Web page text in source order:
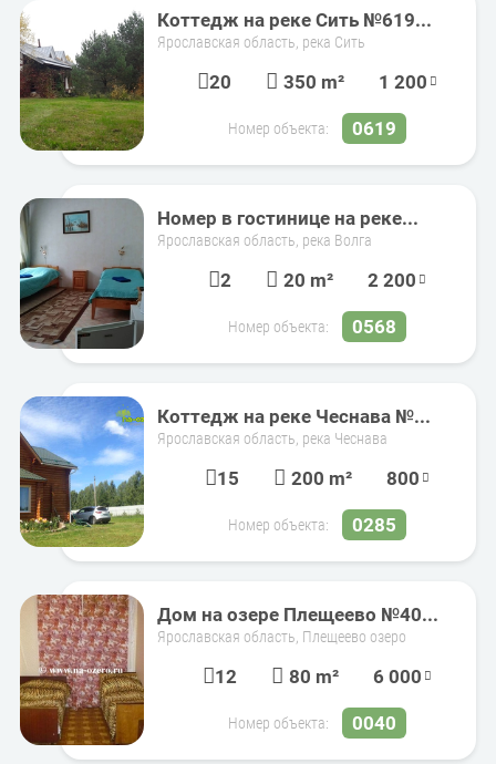
Коттедж на реке Сить №619...
Ярославская область, река Сить
20 350 m² 1 200
Номер объекта: 0619
Номер в гостинице на реке...
Ярославская область, река Волга
2 20 m² 2 200
Номер объекта: 0568
Коттедж на реке Чеснава №...
Ярославская область, река Чеснава
15 200 m² 800
Номер объекта: 0285
Дом на озере Плещеево №40...
Ярославская область, Плещеево озеро
12 80 m² 6 000
Номер объекта: 0040